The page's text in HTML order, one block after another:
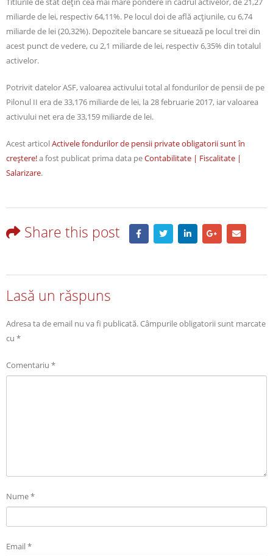
miliarde de lei, respectiv 64,11%. Pe locul doi de află acţiunile, cu 6,74
miliarde de lei (20,32%). Depozitele bancare se situează pe locul trei din
acest punct de vedere, cu 2,1 miliarde de lei, respectiv 6,35% din totalul
activelor.
Potrivit datelor ASF, valoarea activului total al fondurilor de pensii de pe
Pilonul II era de 33,176 miliarde de lei, la 28 februarie 2017, iar valoarea
activului net era de 33,159 miliarde de lei.
Acest articolActivele fondurilor de pensii private obligatorii sunt în
creştere!a fost publicat prima data peContabilitate | Fiscalitate |
Salarizare.
Share this post
Lasă un răspuns
Adresa ta de email nu va fi publicată.Câmpurile obligatorii sunt marcate
cu *
Comentariu *
Nume*
Email*